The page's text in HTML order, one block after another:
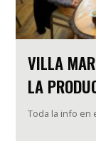
VILLA
LA
Toda la info en